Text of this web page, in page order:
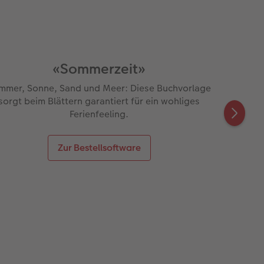
«Sommerzeit»
Sonne, Sand und Meer: Diese Buchvorlage
beim Blättern garantiert für ein wohliges
Ferienfeeling.
Zur Bestellsoftware